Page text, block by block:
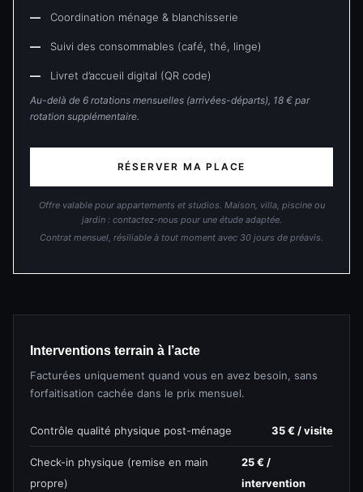
— Coordination ménage & blanchisserie
— Suivi des consommables (café, thé, linge)
— Livret d’accueil digital (QR code)
Au-delà de 6 rotations mensuelles (arrivées-départs), 18 € par
rotation supplémentaire.
RÉSERVER MA PLACE
Offre valable pour appartements et studios. Maison, villa, piscine ou
jardin : contactez-nous pour une étude adaptée.
Contrat mensuel, résiliable à tout moment avec 30 jours de préavis.
Interventions terrain à l’acte
Facturées uniquement quand vous en avez besoin, sans
forfaitisation cachée dans le prix mensuel.
Contrôle qualité physique post-ménage 35 € / visite
Check-in physique (remise en main
propre)
25 € /
intervention